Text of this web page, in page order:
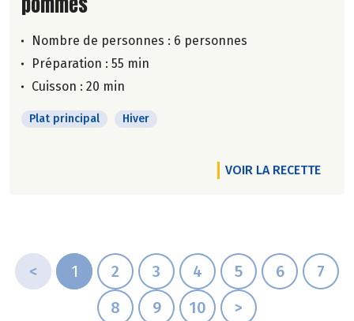
Nombre de personnes : 6 personnes
Préparation : 55 min
Cuisson : 20 min
Plat principal Hiver
VOIR LA RECETTE
< 1 2 3 4 5 6
7
8
9 10 >